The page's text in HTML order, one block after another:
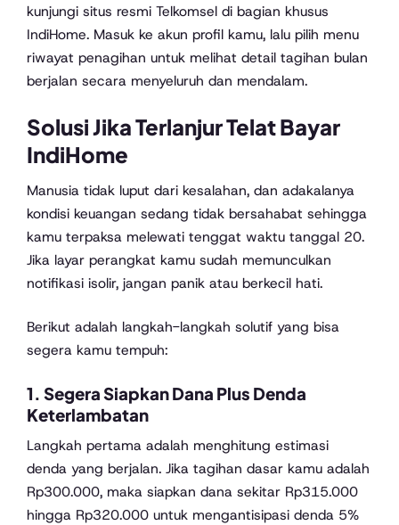
kunjungi situs resmi Telkomsel di bagian khusus
IndiHome. Masuk ke akun profil kamu, lalu pilih menu
riwayat penagihan untuk melihat detail tagihan bulan
berjalan secara menyeluruh dan mendalam.
Solusi Jika Terlanjur Telat Bayar
IndiHome
Manusia tidak luput dari kesalahan, dan adakalanya
kondisi keuangan sedang tidak bersahabat sehingga
kamu terpaksa melewati tenggat waktu tanggal 20.
Jika layar perangkat kamu sudah memunculkan
notifikasi isolir, jangan panik atau berkecil hati.
Berikut adalah langkah-langkah solutif yang bisa
segera kamu tempuh:
1. Segera Siapkan Dana Plus Denda
Keterlambatan
Langkah pertama adalah menghitung estimasi
denda yang berjalan. Jika tagihan dasar kamu adalah
Rp300.000, maka siapkan dana sekitar Rp315.000
hingga Rp320.000 untuk mengantisipasi denda 5%